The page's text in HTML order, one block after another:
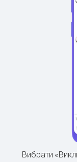
Вибрати